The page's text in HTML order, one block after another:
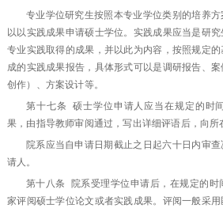
专业学位研究生按照本专业学位类别的培养
以以实践成果申请硕士学位。实践成果应当是研
专业实践取得的成果，并以此为内容，按照规定
成的实践成果报告，具体形式可以是调研报告、
创作）、方案设计等。
第十七条 硕士学位申请人应当在规定的时
果，由指导教师审阅通过，写出详细评语后，向所
院系应当自申请日期截止之日起六十日内审
请人。
第十八条 院系受理学位申请后，在规定的时
家评阅硕士学位论文或者实践成果。评阅一般采